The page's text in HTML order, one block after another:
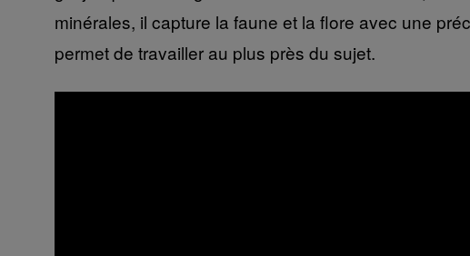
minérales, il capture la faune et la flore avec une
permet de travailler au plus près du sujet.